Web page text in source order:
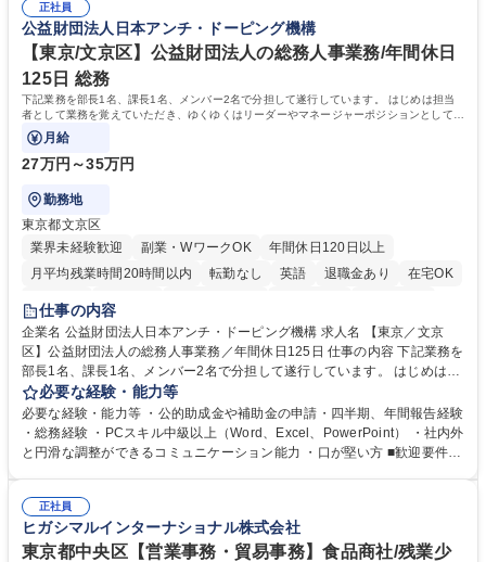
でも質問・相談できる環境が整っているため、安心して成長できます。 募
集職種 【森ビルG】人事・総務◆賞与5ヶ月◆年休120日◆残業少なめ◆
リモート可
務に挑戦できるため、自身の成長と組織への貢献度をダイレクトに実感で
きます。 残業少なめ、週1日リモート可など、ワークライフバランスを保
ち長期活躍できる環境です。 「これまでの幅広い経験を活かし、長期的な
キャリアを築きたい」という前向きな意欲と挑戦を全力で応援します。 学
歴・資格 学歴：大学院 大学 高専 短大 専修学校 高校 語学力： 資格：日商
簿記検定1級 日商簿記検定2級 日商簿記検定3級
正社員
公益財団法人日本アンチ・ドーピング機構
【東京/文京区】公益財団法人の総務人事業務/年間休日
125日 総務
下記業務を部長1名、課長1名、メンバー2名で分担して遂行しています。 はじめは担当
者として業務を覚えていただき、ゆくゆくはリーダーやマネージャーポジションとして活
躍いただくことを期待しています。
月給
27万円～35万円
勤務地
東京都文京区
業界未経験歓迎
副業・WワークOK
年間休日120日以上
月平均残業時間20時間以内
転勤なし 英語 退職金あり
在宅OK
賞与あり
育休あり
食事補助あり
仕事の内容
企業名 公益財団法人日本アンチ・ドーピング機構 求人名 【東京／文京
区】公益財団法人の総務人事業務／年間休日125日 仕事の内容 下記業務を
部長1名、課長1名、メンバー2名で分担して遂行しています。 はじめは担
当者として業務を覚えていただき、ゆくゆくはリーダーやマネージャーポ
ジションとして活躍いただくことを期待しています。 【総務・人事グルー
プの業務内容】 ・人事制度関連 ・採用活動 ・教育研修の企画、実行 ・勤
怠管理 ・官公庁への各種提出 ・法定の会議運営（評議員会、理事会） ・
管理 ・福利厚生関連 ・職員からの問合せ、相談対応 ・その他日常の総務
業務全般 募集職種 【東京／文京区】公益財団法人の総務人事業務／年間
休日125日
必要な経験・能力等
必要な経験・能力等 ・公的助成金や補助金の申請・四半期、年間報告経験
・総務経験 ・PCスキル中級以上（Word、Excel、PowerPoint） ・社内外
と円滑な調整ができるコミュニケーション能力 ・口が堅い方 ■歓迎要件
正社員
ヒガシマルインターナショナル株式会社
東京都中央区【営業事務・貿易事務】食品商社/残業少